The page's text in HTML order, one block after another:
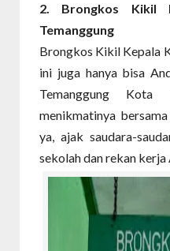
2. Brongkos Kikil
Temanggung
Brongkos Kikil Kepala
ini juga hanya bisa
Temanggung Kota
menikmatinya
ya, ajak saudara-
sekolah dan rekan kerja